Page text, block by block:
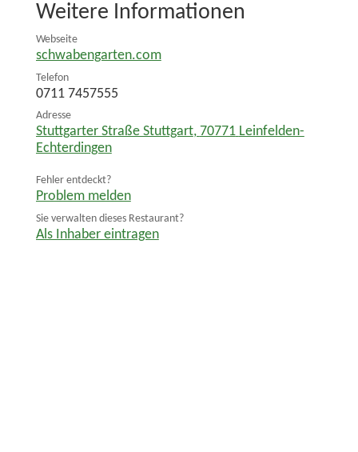
Weitere Informationen
Webseite
schwabengarten.com
Telefon
0711 7457555
Adresse
Stuttgarter Straße Stuttgart, 70771 Leinfelden-
Echterdingen
Fehler entdeckt?
Problem melden
Sie verwalten dieses Restaurant?
Als Inhaber eintragen